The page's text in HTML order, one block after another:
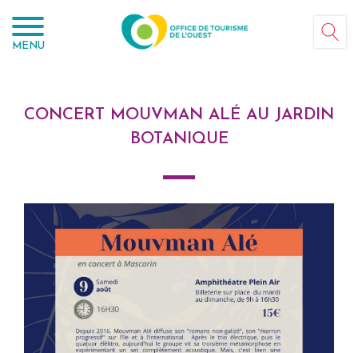
MENU
CONCERT MOUVMAN ALÉ AU JARDIN
BOTANIQUE